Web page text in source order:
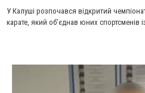
У Калуші розпочався відкритий
карате, який об’єднав юних спортсменів